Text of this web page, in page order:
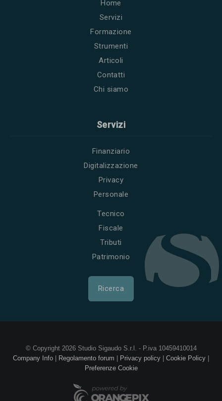
Home
Servizi
Formazione
Strumenti
Articoli
Contatti
Chi siamo
Servizi
Finanziario
Digitalizzazione
Privacy
Personale
Tecnico
Fiscale
Tributi
Patrimonio
Ricerca
© Copyright 2026 Studio Sigaudo S.r.l. - P.iva 10459410014
Company Info
Regolamento forum Privacy policy Cookie Policy
Preferenze Cookie